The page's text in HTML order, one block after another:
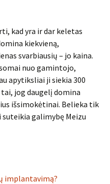
kad yra ir dar keletas
kiekvieną,
svarbiausių – jo kaina.
nuo gamintojo,
apytiksliai ji siekia 300
jog daugelį domina
išsimokėtinai. Belieka tik
galimybę Meizu
implantavimą?